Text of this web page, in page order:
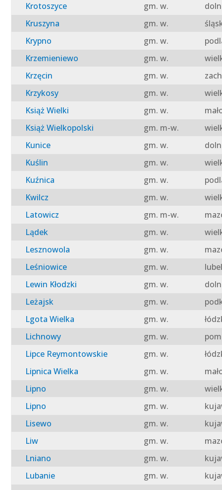
Krotoszyce
gm. w.
Kruszyna
gm. w.
Krypno
gm. w.
Krzemieniewo
gm. w.
Krzęcin
gm. w.
Krzykosy
gm. w.
Książ Wielki
gm. w.
Książ Wielkopolski
gm. m-w.
Kunice
gm. w.
Kuślin
gm. w.
Kuźnica
gm. w.
Kwilcz
gm. w.
Latowicz
gm. m-w.
Lądek
gm. w.
Lesznowola
gm. w.
Leśniowice
gm. w.
Lewin Kłodzki
gm. w.
Leżajsk
gm. w.
Lgota Wielka
gm. w.
Lichnowy
gm. w.
Lipce Reymontowskie
gm. w.
Lipnica Wielka
gm. w.
Lipno
gm. w.
Lipno
gm. w.
Lisewo
gm. w.
Liw
gm. w.
Lniano
gm. w.
Lubanie
gm. w.